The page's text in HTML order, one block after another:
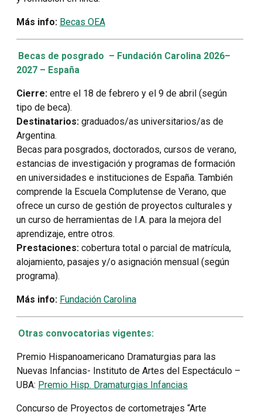
Más info: Becas OEA
Becas de posgrado – Fundación Carolina 2026–
2027 – España
Cierre: entre el 18 de febrero y el 9 de abril (según
tipo de beca).
Destinatarios: graduados/as universitarios/as de
Argentina.
Becas para posgrados, doctorados, cursos de verano,
estancias de investigación y programas de formación
en universidades e instituciones de España. También
comprende la Escuela Complutense de Verano, que
ofrece un curso de gestión de proyectos culturales y
un curso de herramientas de I.A. para la mejora del
aprendizaje, entre otros.
Prestaciones: cobertura total o parcial de matrícula,
alojamiento, pasajes y/o asignación mensual (según
programa).
Más info: Fundación Carolina
Otras convocatorias vigentes:
Premio Hispanoamericano Dramaturgias para las
Nuevas Infancias- Instituto de Artes del Espectáculo –
UBA: Premio Hisp. Dramaturgias Infancias
Concurso de Proyectos de cortometrajes “Arte